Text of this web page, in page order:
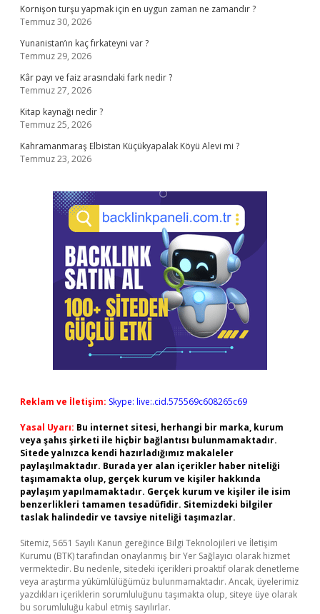
Kornişon turşu yapmak için en uygun zaman ne zamandır ?
Temmuz 30, 2026
Yunanistan’ın kaç fırkateyni var ?
Temmuz 29, 2026
Kâr payı ve faiz arasındaki fark nedir ?
Temmuz 27, 2026
Kitap kaynağı nedir ?
Temmuz 25, 2026
Kahramanmaraş Elbistan Küçükyapalak Köyü Alevi mi ?
Temmuz 23, 2026
Reklam ve İletişim: Skype: live:.cid.575569c608265c69
Yasal Uyarı: Bu internet sitesi, herhangi bir marka, kurum
veya şahıs şirketi ile hiçbir bağlantısı bulunmamaktadır.
Sitede yalnızca kendi hazırladığımız makaleler
paylaşılmaktadır. Burada yer alan içerikler haber niteliği
taşımamakta olup, gerçek kurum ve kişiler hakkında
paylaşım yapılmamaktadır. Gerçek kurum ve kişiler ile isim
benzerlikleri tamamen tesadüfidir. Sitemizdeki bilgiler
taslak halindedir ve tavsiye niteliği taşımazlar.
Sitemiz, 5651 Sayılı Kanun gereğince Bilgi Teknolojileri ve İletişim
Kurumu (BTK) tarafından onaylanmış bir Yer Sağlayıcı olarak hizmet
vermektedir. Bu nedenle, sitedeki içerikleri proaktif olarak denetleme
veya araştırma yükümlülüğümüz bulunmamaktadır. Ancak, üyelerimiz
yazdıkları içeriklerin sorumluluğunu taşımakta olup, siteye üye olarak
bu sorumluluğu kabul etmiş sayılırlar.